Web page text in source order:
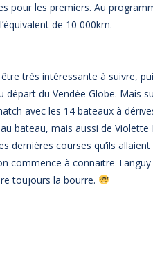
pour les premiers. Au
de 10 000km.
très intéressante à suivre,
départ du Vendée Globe. Mais
avec les 14 bateaux à
bateau, mais aussi de
dernières courses qu’ils
commence à connaitre
toujours la bourre.